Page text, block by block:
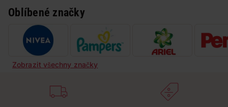
Oblíbené značky
Zobrazit všechny značky